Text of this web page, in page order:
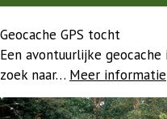
Geocache GPS tocht
Een avontuurlijke geocache
zoek naar… Meer informatie